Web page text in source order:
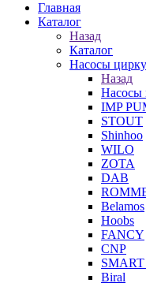
Главная
Каталог
Назад
Каталог
Насосы
Назад
Насосы
IMP
STOUT
Shinhoo
WILO
ZOTA
DAB
Belamos
Hoobs
FANCY
CNP
SMART
Biral